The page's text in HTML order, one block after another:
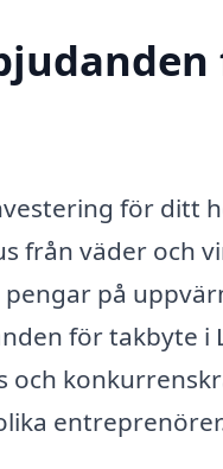
för ditt
från väder och
på
för takbyte